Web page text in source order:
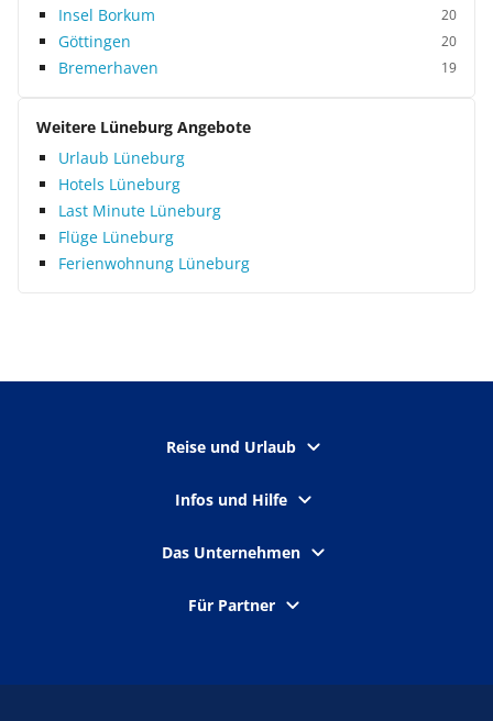
Insel Borkum 20
Göttingen 20
Bremerhaven 19
Weitere Lüneburg Angebote
Urlaub Lüneburg
Hotels Lüneburg
Last Minute Lüneburg
Flüge Lüneburg
Ferienwohnung Lüneburg
Reise und Urlaub
Infos und Hilfe
Das Unternehmen
Für Partner